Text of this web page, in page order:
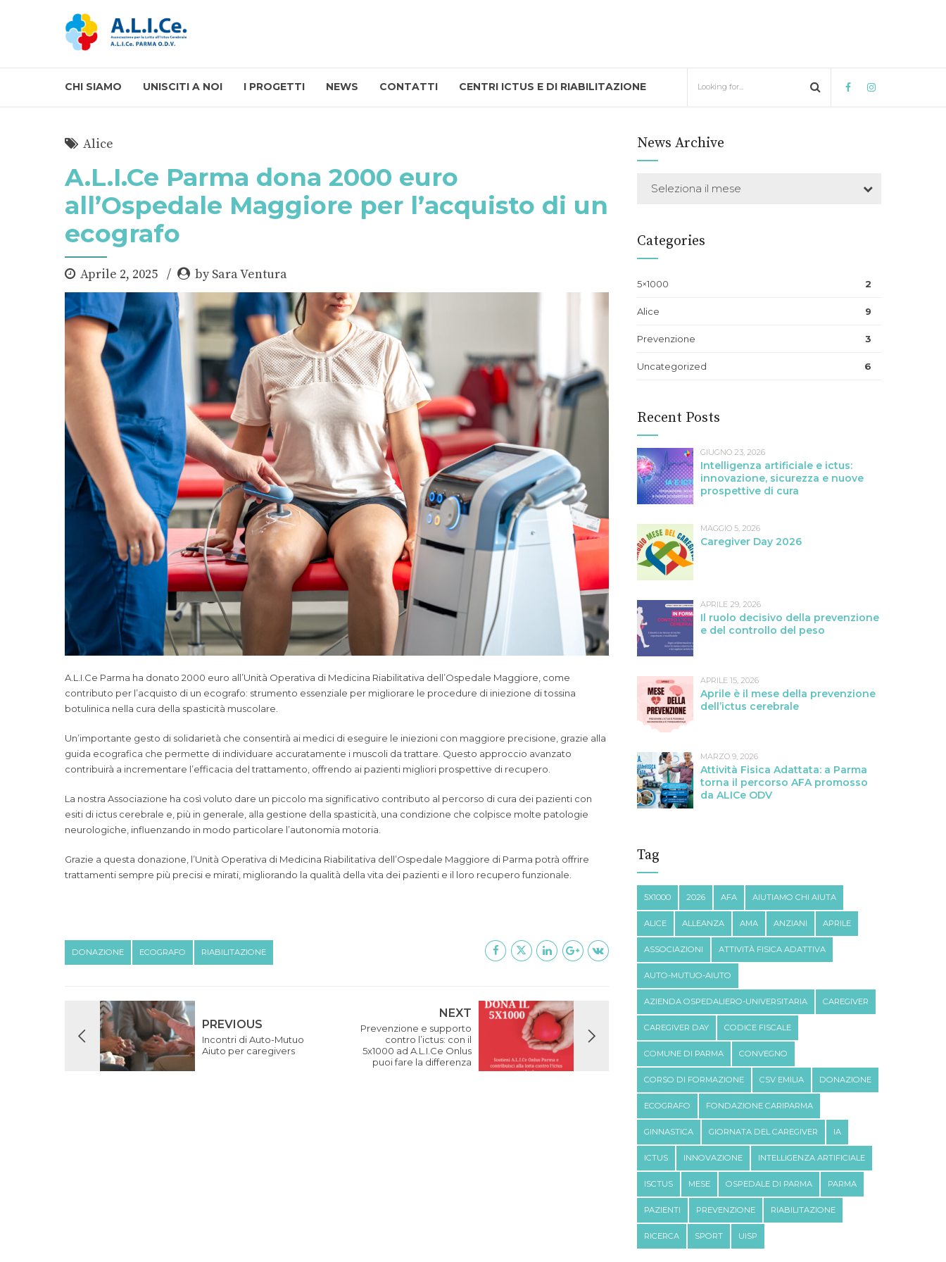
CHI SIAMO UNISCITI A NOI I PROGETTI NEWS CONTATTI CENTRI ICTUS E DI RIABILITAZIONE
Alice
A.L.I.Ce Parma dona 2000 euro
all’Ospedale Maggiore per l’acquisto di un
ecografo
Aprile 2, 2025 by Sara Ventura
A.L.I.Ce Parma ha donato 2000 euro all’Unità Operativa di Medicina Riabilitativa dell’Ospedale Maggiore, come
contributo per l’acquisto di un ecografo: strumento essenziale per migliorare le procedure di iniezione di tossina
botulinica nella cura della spasticità muscolare.
Un’importante gesto di solidarietà che consentirà ai medici di eseguire le iniezioni con maggiore precisione, grazie alla
guida ecografica che permette di individuare accuratamente i muscoli da trattare. Questo approccio avanzato
contribuirà a incrementare l’efficacia del trattamento, offrendo ai pazienti migliori prospettive di recupero.
La nostra Associazione ha così voluto dare un piccolo ma significativo contributo al percorso di cura dei pazienti con
esiti di ictus cerebrale e, più in generale, alla gestione della spasticità, una condizione che colpisce molte patologie
neurologiche, influenzando in modo particolare l’autonomia motoria.
Grazie a questa donazione, l’Unità Operativa di Medicina Riabilitativa dell’Ospedale Maggiore di Parma potrà offrire
trattamenti sempre più precisi e mirati, migliorando la qualità della vita dei pazienti e il loro recupero funzionale.
DONAZIONE ECOGRAFO RIABILITAZIONE
PREVIOUS
Incontri di Auto-Mutuo
Aiuto per caregivers
NEXT
Prevenzione e supporto
contro l’ictus: con il
5x1000 ad A.L.I.Ce Onlus
puoi fare la differenza
News Archive
Seleziona il mese
Categories
5×1000 2
Alice 9
Prevenzione 3
Uncategorized 6
Recent Posts
GIUGNO 23, 2026
Intelligenza artificiale e ictus:
innovazione, sicurezza e nuove
prospettive di cura
MAGGIO 5, 2026
Caregiver Day 2026
APRILE 29, 2026
Il ruolo decisivo della prevenzione
e del controllo del peso
APRILE 15, 2026
Aprile è il mese della prevenzione
dell’ictus cerebrale
MARZO 9, 2026
Attività Fisica Adattata: a Parma
torna il percorso AFA promosso
da ALICe ODV
Tag
5X1000 2026 AFA AIUTIAMO CHI AIUTA
ALICE ALLEANZA AMA ANZIANI APRILE
ASSOCIAZIONI ATTIVITÀ FISICA ADATTIVA
AUTO-MUTUO-AIUTO
AZIENDA OSPEDALIERO-UNIVERSITARIA CAREGIVER
CAREGIVER DAY CODICE FISCALE
COMUNE DI PARMA CONVEGNO
CORSO DI FORMAZIONE CSV EMILIA DONAZIONE
ECOGRAFO FONDAZIONE CARIPARMA
GINNASTICA GIORNATA DEL CAREGIVER IA
ICTUS INNOVAZIONE INTELLIGENZA ARTIFICIALE
ISCTUS MESE OSPEDALE DI PARMA PARMA
PAZIENTI PREVENZIONE RIABILITAZIONE
RICERCA SPORT UISP